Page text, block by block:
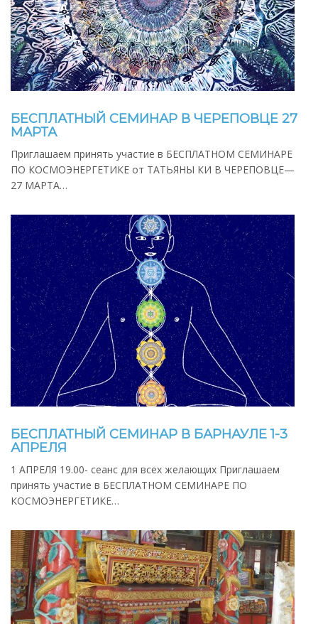
БЕСПЛАТНЫЙ СЕМИНАР В ЧЕРЕПОВЦЕ 27
МАРТА
Приглашаем принять участие в БЕСПЛАТНОМ СЕМИНАРЕ
ПО КОСМОЭНЕРГЕТИКЕ от ТАТЬЯНЫ КИ В ЧЕРЕПОВЦЕ—
27 МАРТА…
БЕСПЛАТНЫЙ СЕМИНАР В БАРНАУЛЕ 1-3
АПРЕЛЯ
1 АПРЕЛЯ 19.00- сеанс для всех желающих Приглашаем
принять участие в БЕСПЛАТНОМ СЕМИНАРЕ ПО
КОСМОЭНЕРГЕТИКЕ…